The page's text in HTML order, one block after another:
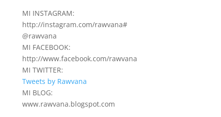
MI INSTAGRAM:
http://instagram.com/rawvana#
@rawvana
MI FACEBOOK:
http://www.facebook.com/rawvana
MI TWITTER:
Tweets by Rawvana
MI BLOG:
www.rawvana.blogspot.com